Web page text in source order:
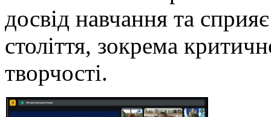
досвід навчання та
століття, зокрема
творчості.